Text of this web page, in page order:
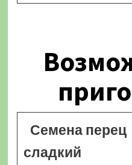
Семена перец
сладкий